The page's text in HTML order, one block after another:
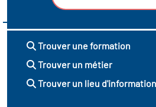
Trouver une formation
Trouver un métier
Trouver un lieu d'information